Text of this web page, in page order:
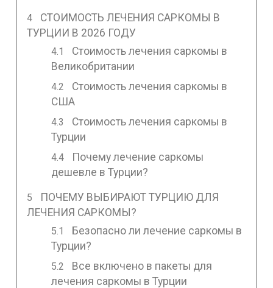
СТОИМОСТЬ ЛЕЧЕНИЯ САРКОМЫ В
ТУРЦИИ В 2026 ГОДУ
Стоимость лечения саркомы в
Великобритании
Стоимость лечения саркомы в
США
Стоимость лечения саркомы в
Турции
Почему лечение саркомы
дешевле в Турции?
ПОЧЕМУ ВЫБИРАЮТ ТУРЦИЮ ДЛЯ
ЛЕЧЕНИЯ САРКОМЫ?
Безопасно ли лечение саркомы в
Турции?
Все включено в пакеты для
лечения саркомы в Турции